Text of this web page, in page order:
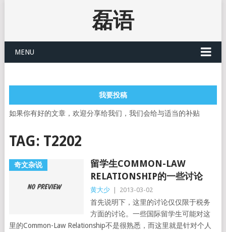
磊语
MENU
我要投稿
如果你有好的文章，欢迎分享给我们，我们会给与适当的补贴
TAG: T2202
奇文杂说
留学生COMMON-LAW
RELATIONSHIP的一些讨论
黄大少 2013-03-02
首先说明下，这里的讨论仅仅限于税务
方面的讨论。一些国际留学生可能对这
里的Common-Law Relationship不是很熟悉，而这里就是针对个人